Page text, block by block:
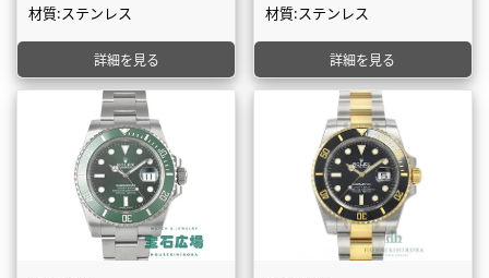
材質:ステンレス
詳細を見る
材質:ステンレス
詳細を見る